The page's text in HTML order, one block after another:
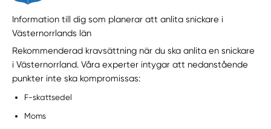
Information till dig som planerar att anlita snickare i
Västernorrlands län
Rekommenderad kravsättning när du ska anlita en snickare
i Västernorrland. Våra experter intygar att nedanstående
punkter inte ska kompromissas:
F-skattsedel
Moms